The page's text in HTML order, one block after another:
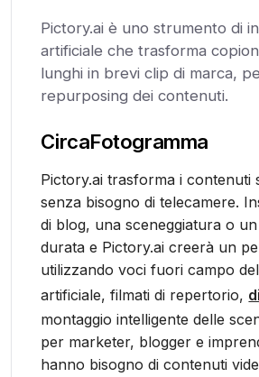
Pictory.ai è uno strumento di
artificiale che trasforma
lunghi in brevi clip di marca,
repurposing dei contenuti.
CircaFotogramma
Pictory.ai trasforma i contenuti
senza bisogno di telecamere.
di blog, una sceneggiatura o
durata e Pictory.ai creerà un
utilizzando voci fuori campo
artificiale, filmati di repertorio,
montaggio intelligente delle
per marketer, blogger e
hanno bisogno di contenuti